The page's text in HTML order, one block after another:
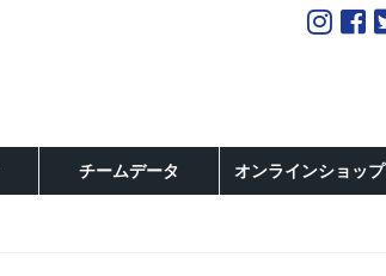
チームデータ オンラインショップ